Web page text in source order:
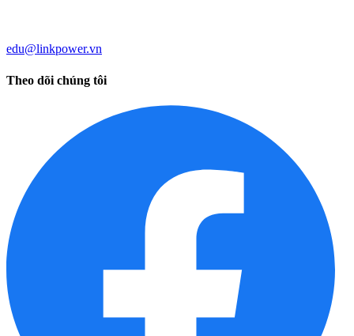
edu@linkpower.vn
Theo dõi chúng tôi